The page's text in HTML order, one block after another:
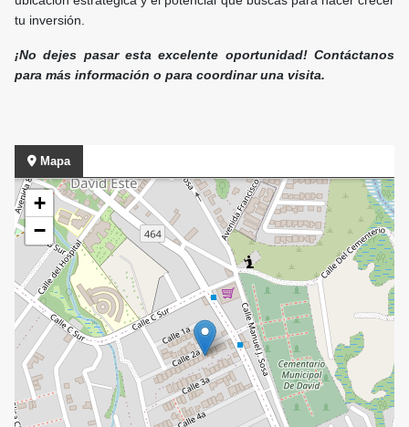
tu inversión.
¡No dejes pasar esta excelente oportunidad! Contáctanos
para más información o para coordinar una visita.
Mapa
+
−